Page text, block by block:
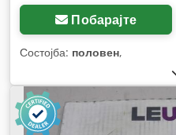
Побарајте
Состојба: половен,